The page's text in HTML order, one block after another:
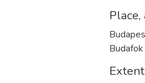
Budafok
Extent